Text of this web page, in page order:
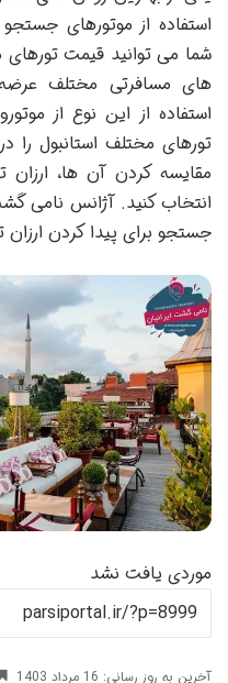
استفاده از موتورهای
شما می توانید قیمت
های مسافرتی مختلف
استفاده از این نوع از
تورهای مختلف استانبول را
مقایسه کردن آن ها، ارزان
انتخاب کنید. آژانس نامی
جستجو برای پیدا کردن
موردی یافت نشد
آخرین به روز رسانی: 16 مرداد 1403